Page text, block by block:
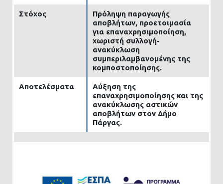
Στόχος
Πρόληψη παραγωγής
αποβλήτων, προετοιμασία
για επαναχρησιμοποίηση,
χωριστή συλλογή-
ανακύκλωση
συμπεριλαμβανομένης της
κομποστοποίησης.
Αποτελέσματα
Αύξηση της
επαναχρησιμοποίησης και της
ανακύκλωσης αστικών
αποβλήτων στον Δήμο
Πάργας.